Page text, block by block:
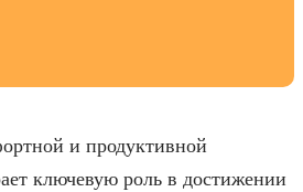
и продуктивной
ключевую роль в достижении